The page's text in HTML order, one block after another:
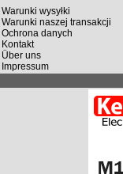
Warunki wysyłki
Warunki naszej transakcji
Ochrona danych
Kontakt
Über uns
Impressum